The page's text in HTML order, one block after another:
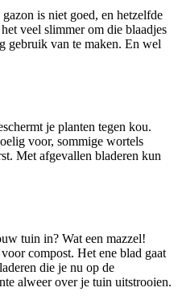
is niet goed, en hetzelfde
veel slimmer om die blaadjes
gebruik van te maken. En wel
je planten tegen kou.
voor, sommige wortels
Met afgevallen bladeren kun
tuin in? Wat een mazzel!
compost. Het ene blad gaat
die je nu op de
alweer over je tuin uitstrooien.